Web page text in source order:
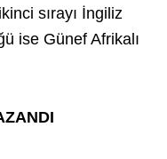
sırayı İngiliz
ise Günef Afrikalı